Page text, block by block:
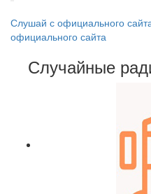
Слушай с официального
официального сайта
Случайные